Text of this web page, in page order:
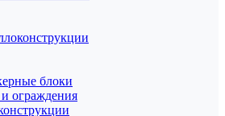
блоки
ограждения